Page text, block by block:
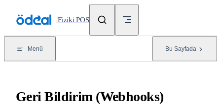
/Fiziki POS
Menü Bu Sayfada
Geri Bildirim (Webhooks)